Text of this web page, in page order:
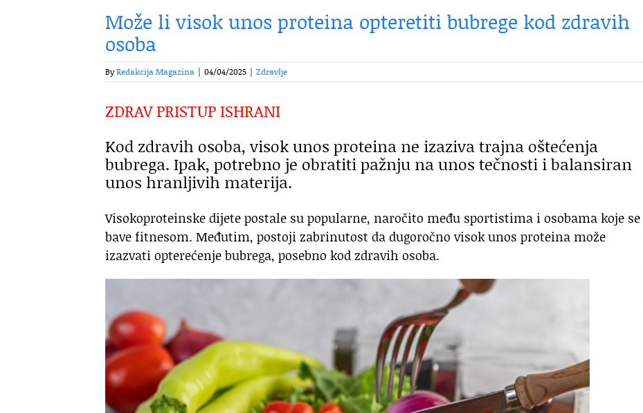
Može li visok unos proteina opteretiti bubrege kod zdravih
osoba
ByRedakcija Magazina | 04/04/2025 | Zdravlje
ZDRAV PRISTUP ISHRANI
Kod zdravih osoba, visok unos proteina ne izaziva trajna oštećenja
bubrega. Ipak, potrebno je obratiti pažnju na unos tečnosti i balansiran
unos hranljivih materija.
Visokoproteinske dijete postale su popularne, naročito među sportistima i osobama koje se
bave fitnesom. Međutim, postoji zabrinutost da dugoročno visok unos proteina može
izazvati opterećenje bubrega, posebno kod zdravih osoba.